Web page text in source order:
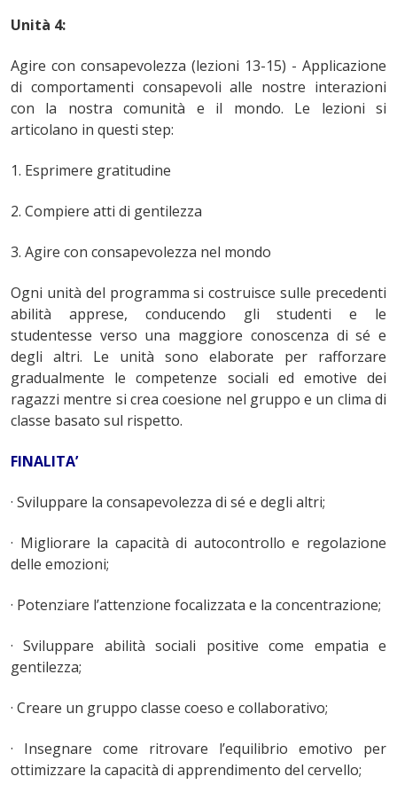
Unità 4:
Agire con consapevolezza (lezioni 13-15) - Applicazione
di comportamenti consapevoli alle nostre interazioni
con la nostra comunità e il mondo. Le lezioni si
articolano in questi step:
1. Esprimere gratitudine
2. Compiere atti di gentilezza
3. Agire con consapevolezza nel mondo
Ogni unità del programma si costruisce sulle precedenti
abilità apprese, conducendo gli studenti e le
studentesse verso una maggiore conoscenza di sé e
degli altri. Le unità sono elaborate per rafforzare
gradualmente le competenze sociali ed emotive dei
ragazzi mentre si crea coesione nel gruppo e un clima di
classe basato sul rispetto.
FINALITA’
· Sviluppare la consapevolezza di sé e degli altri;
· Migliorare la capacità di autocontrollo e regolazione
delle emozioni;
· Potenziare l’attenzione focalizzata e la concentrazione;
· Sviluppare abilità sociali positive come empatia e
gentilezza;
· Creare un gruppo classe coeso e collaborativo;
· Insegnare come ritrovare l’equilibrio emotivo per
ottimizzare la capacità di apprendimento del cervello;